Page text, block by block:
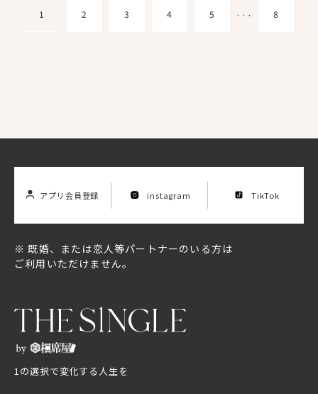
Location List
1 2 3 4 5 8
1の選択で変化する人生を
アプリ会員登録 instagram TikTok
※ 既婚、または恋人等パートナーのいる方は
ご利用いただけません。